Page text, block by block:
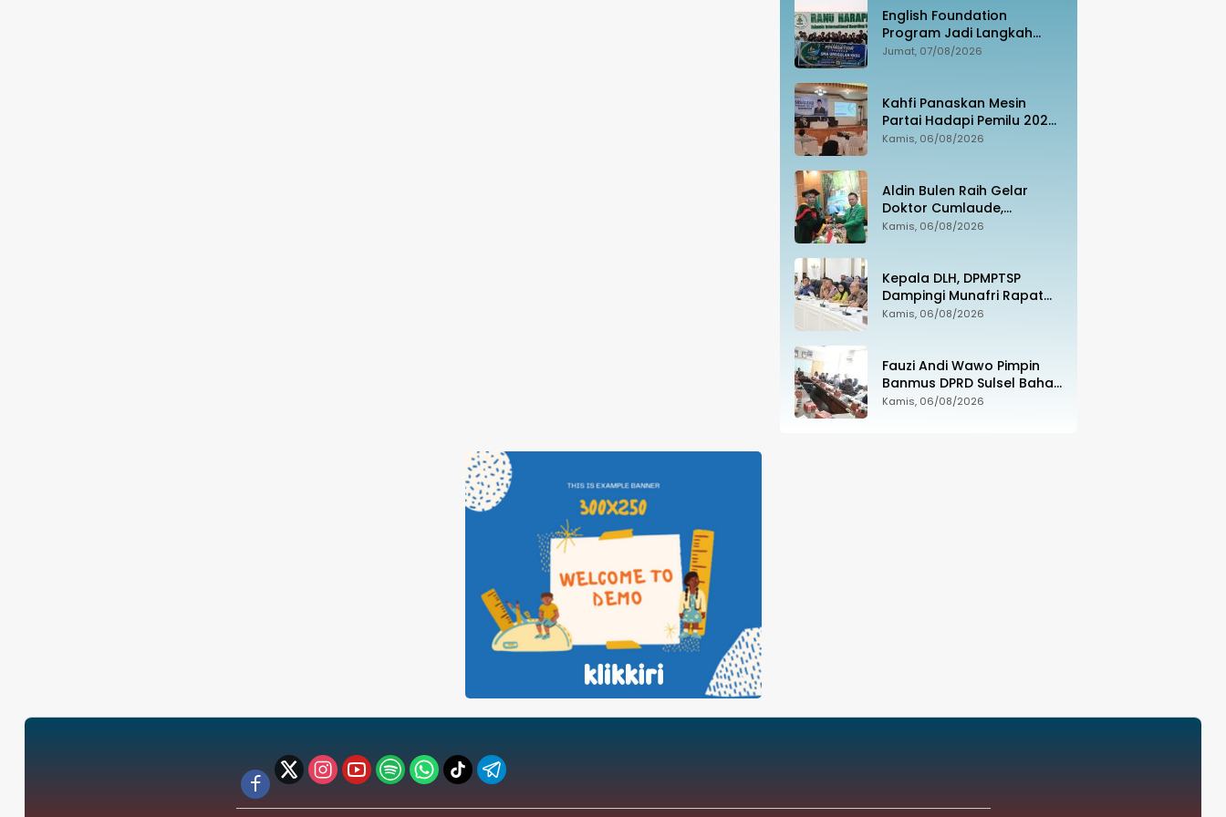
English Foundation
Program Jadi Langkah
Nyata SMA Unggulan KKSS
Jumat, 07/08/2026
Kahfi Panaskan Mesin
Partai Hadapi Pemilu 2029.
PAN Siap Rebut
Kamis, 06/08/2026
Aldin Bulen Raih Gelar
Doktor Cumlaude,
Tawarkan Model Baru
Kamis, 06/08/2026
Kepala DLH, DPMPTSP
Dampingi Munafri Rapat
Bersama Kementerian LH,
Kamis, 06/08/2026
Fauzi Andi Wawo Pimpin
Banmus DPRD Sulsel Bahas
Rencana Kerja Tahun 2027
Kamis, 06/08/2026